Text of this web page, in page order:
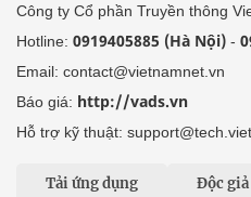
Công ty Cổ phần Truyền thông
Hotline: 0919405885 (Hà Nội) -
Email: contact@vietnamnet.vn
Báo giá: http://vads.vn
Hỗ trợ kỹ thuật:
Tải ứng dụng Độc